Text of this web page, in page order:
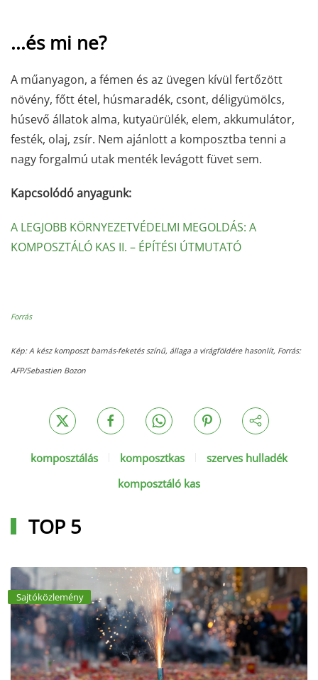
...és mi ne?
A műanyagon, a fémen és az üvegen kívül fertőzött
növény, főtt étel, húsmaradék, csont, déligyümölcs,
húsevő állatok alma, kutyaürülék, elem, akkumulátor,
festék, olaj, zsír. Nem ajánlott a komposztba tenni a
nagy forgalmú utak menték levágott füvet sem.
Kapcsolódó anyagunk:
A LEGJOBB KÖRNYEZETVÉDELMI MEGOLDÁS: A
KOMPOSZTÁLÓ KAS II. – ÉPÍTÉSI ÚTMUTATÓ
Forrás
Kép: A kész komposzt barnás-feketés színű, állaga a virágföldére hasonlít, Forrás:
AFP/Sebastien Bozon
komposztálás komposztkas
szerves hulladék
komposztáló kas
TOP 5
Sajtóközlemény